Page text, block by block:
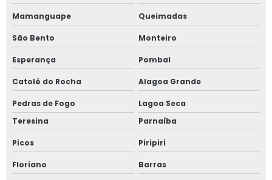
Mamanguape Queimadas
São Bento Monteiro
Esperança Pombal
Catolé do Rocha Alagoa Grande
Pedras de Fogo
Lagoa Seca
Teresina
Parnaíba
Picos Piripiri
Floriano Barras